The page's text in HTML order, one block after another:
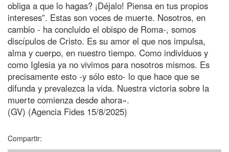
obliga a que lo hagas? ¡Déjalo! Piensa en tus propios
intereses”. Estas son voces de muerte. Nosotros, en
cambio - ha concluido el obispo de Roma-, somos
discípulos de Cristo. Es su amor el que nos impulsa,
alma y cuerpo, en nuestro tiempo. Como individuos y
como Iglesia ya no vivimos para nosotros mismos. Es
precisamente esto -y sólo esto- lo que hace que se
difunda y prevalezca la vida. Nuestra victoria sobre la
muerte comienza desde ahora».
(GV) (Agencia Fides 15/8/2025)
Compartir: